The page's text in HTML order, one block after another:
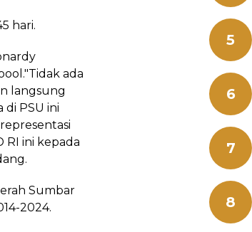
hari.
ada
langsung
PSU ini
RI ini kepada
Sumbar
2024.
5
6
7
8